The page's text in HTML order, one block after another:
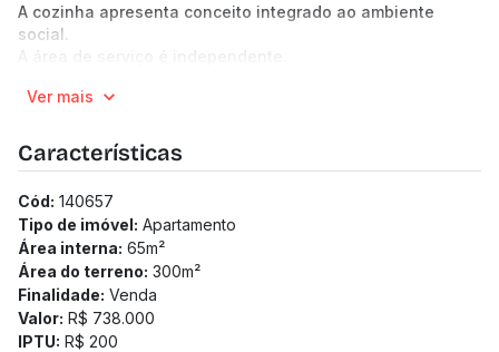
A cozinha apresenta conceito integrado ao ambiente
social.
A área de serviço é independente.
O edifício possui apenas seis unidades, elevador, sistema
meio de dispositivo móvel. Conta ainda com medição
individualizada de água e gás, infraestrutura para
carregamento de veículo elétrico.
(Os preços e informações poderão sofrer mudanças.
Solicitamos a confirmação com nossa equipe).
Ver mais
Características
Cód: 140657
Tipo de imóvel: Apartamento
Área interna: 65m²
Área do terreno: 300m²
Finalidade: Venda
Valor: R$ 738.000
IPTU: R$ 200